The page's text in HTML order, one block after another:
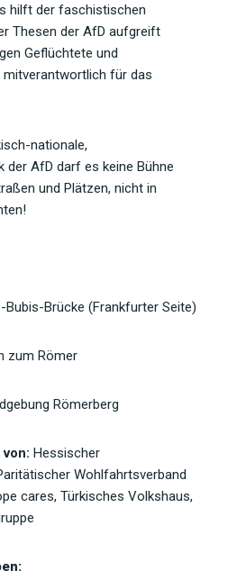
hilft der faschistischen
Thesen der AfD aufgreift
Geflüchtete und
für das
nationale,
der AfD darf es keine Bühne
und Plätzen, nicht in
Bubis-Brücke (Frankfurter Seite)
zum Römer
Römerberg
Hessischer
Wohlfahrtsverband
cares, Türkisches Volkshaus,